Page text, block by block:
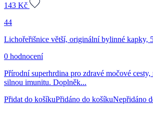
143 Kč
44
Lichořeřišnice větší, originální bylinné kapky,
0 hodnocení
Přírodní superhrdina pro zdravé močové
silnou imunitu. Doplněk...
Přidat do košíkuPřidáno do košíkuNepřidáno